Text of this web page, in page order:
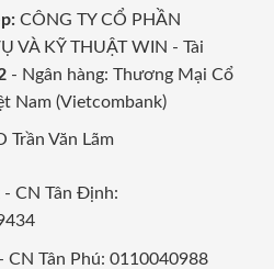
CÔNG TY CỔ PHẦN
VÀ KỸ THUẬT WIN - Tài
- Ngân hàng: Thương Mại Cổ
Nam (Vietcombank)
Trần Văn Lãm
CN Tân Định:
CN Tân Phú: 0110040988